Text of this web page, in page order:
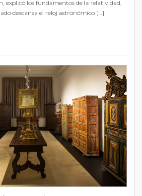
explicó los fundamentos de la relatividad,
descansa el reloj astronómico […]